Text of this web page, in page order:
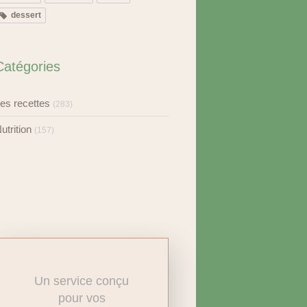
dessert
recettes (283)
(157)
Un service conçu
pour vos